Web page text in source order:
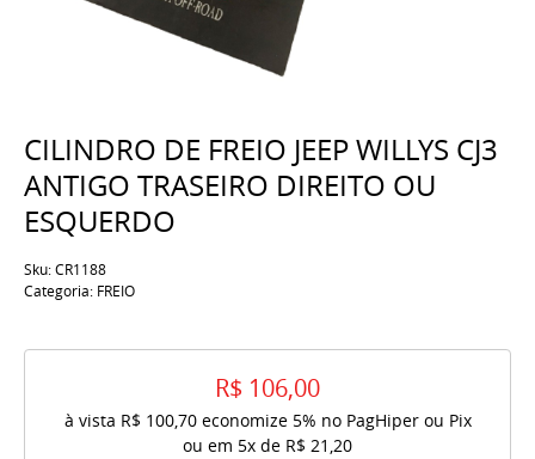
CILINDRO DE FREIO JEEP WILLYS CJ3
ANTIGO TRASEIRO DIREITO OU
ESQUERDO
Sku:CR1188
Categoria: FREIO
R$ 106,00
à vista R$ 100,70economize 5% no PagHiper ou Pix
ou em 5x de R$ 21,20